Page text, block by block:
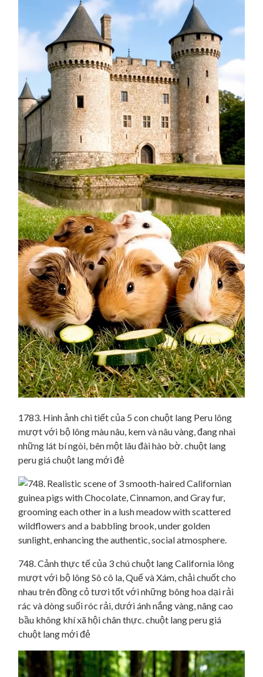
1783. Hình ảnh chi tiết của 5 con chuột lang Peru lông
mượt với bộ lông màu nâu, kem và nâu vàng, đang nhai
những lát bí ngòi, bên một lâu đài hào bờ. chuột lang
peru giá chuột lang mới đẻ
748. Cảnh thực tế của 3 chú chuột lang California lông
mượt với bộ lông Sô cô la, Quế và Xám, chải chuốt cho
nhau trên đồng cỏ tươi tốt với những bông hoa dại rải
rác và dòng suối róc rải, dưới ánh nắng vàng, nâng cao
bầu không khí xã hội chân thực. chuột lang peru giá
chuột lang mới đẻ